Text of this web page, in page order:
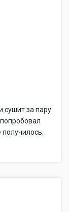
сушит за пару